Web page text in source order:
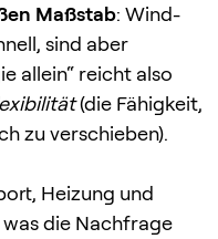
Maßstab: Wind-
sind aber
allein“ reicht also
(die Fähigkeit,
zu verschieben).
Heizung und
die Nachfrage